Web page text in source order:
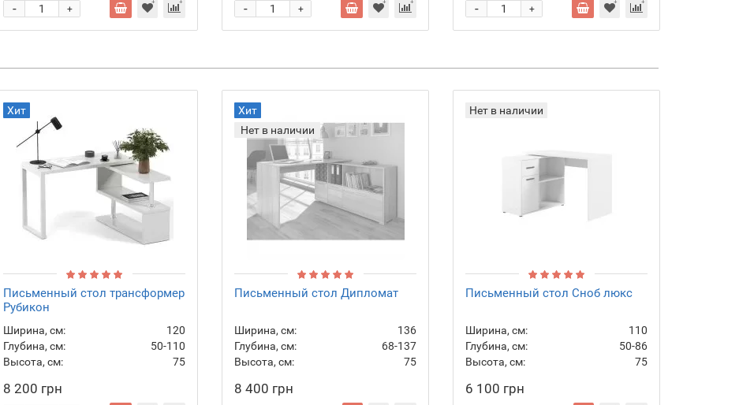
+
- +
- +
-
Хит
Письменный стол трансформер
Рубикон
Ширина, см:
120
Глубина, см:
50-110
Высота, см:
75
8 200 грн
Хит
Нет в наличии
Письменный стол Дипломат
Ширина, см:
136
Глубина, см:
68-137
Высота, см:
75
8 400 грн
Нет в наличии
Письменный стол Сноб люкс
Ширина, см:
110
Глубина, см:
50-86
Высота, см:
75
6 100 грн